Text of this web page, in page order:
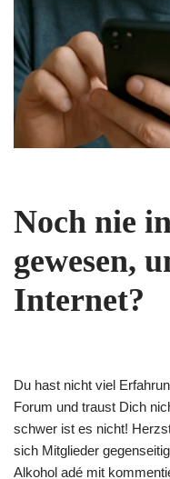
Noch nie
gewesen,
Internet?
Du hast nicht viel
Forum und traust Dich
schwer ist es nicht!
sich Mitglieder
Alkohol adé mit